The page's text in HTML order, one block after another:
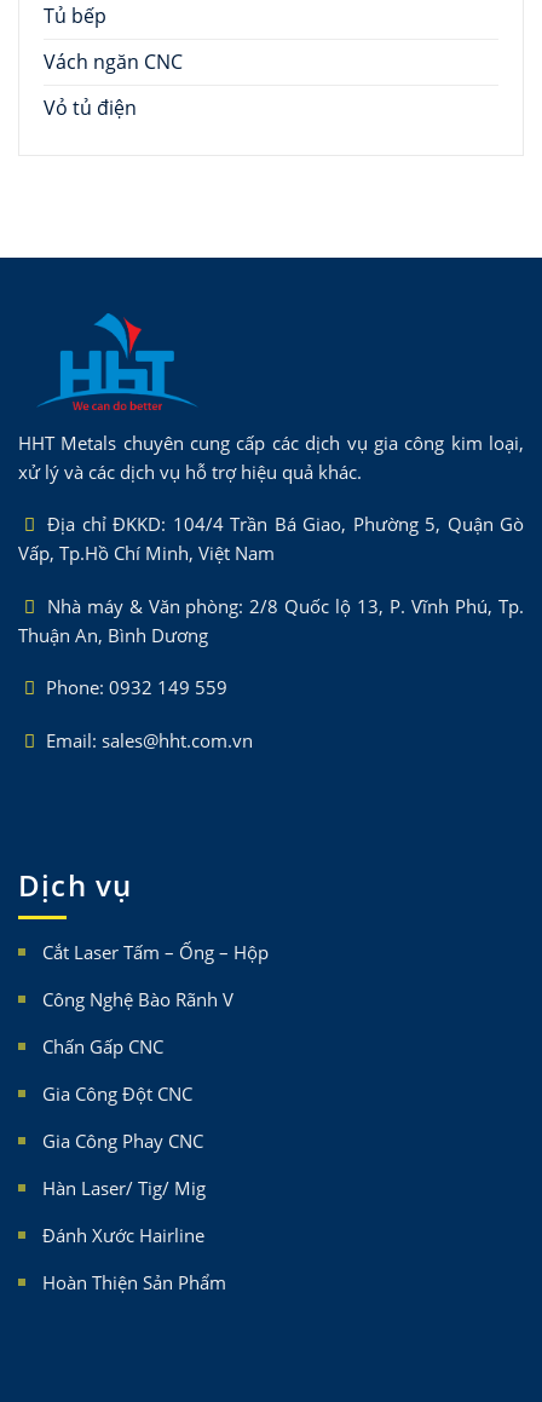
Tủ bếp
Vách ngăn CNC
Vỏ tủ điện
HHT Metals chuyên cung cấp các dịch vụ gia công kim loại,
xử lý và các dịch vụ hỗ trợ hiệu quả khác.
Địa chỉ ĐKKD: 104/4 Trần Bá Giao, Phường 5, Quận Gò
Vấp, Tp.Hồ Chí Minh, Việt Nam
Nhà máy & Văn phòng: 2/8 Quốc lộ 13, P. Vĩnh Phú, Tp.
Thuận An, Bình Dương
Phone: 0932 149 559
Email: sales@hht.com.vn
Dịch vụ
Cắt Laser Tấm – Ống – Hộp
Công Nghệ Bào Rãnh V
Chấn Gấp CNC
Gia Công Đột CNC
Gia Công Phay CNC
Hàn Laser/ Tig/ Mig
Đánh Xước Hairline
Hoàn Thiện Sản Phẩm